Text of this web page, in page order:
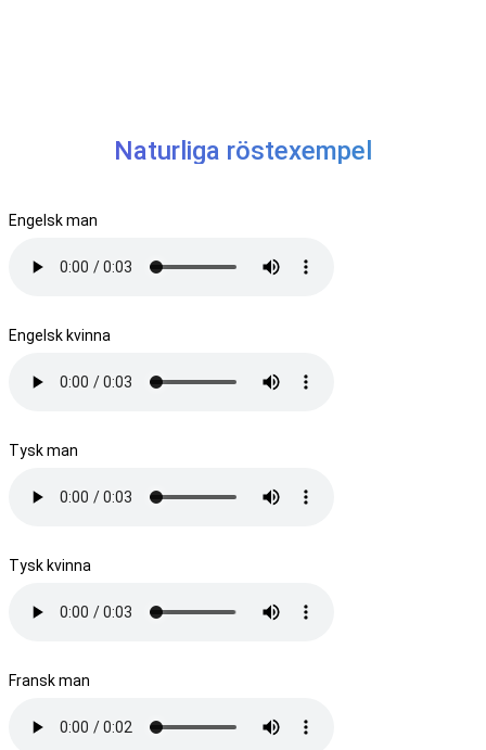
Naturliga röstexempel
Engelsk man
Engelsk kvinna
Tysk man
Tysk kvinna
Fransk man